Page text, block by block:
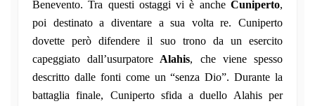
Benevento. Tra questi ostaggi vi è anche Cuniperto,
poi destinato a diventare a sua volta re. Cuniperto
dovette però difendere il suo trono da un esercito
capeggiato dall’usurpatore Alahis, che viene spesso
descritto dalle fonti come un “senza Dio”. Durante la
battaglia finale, Cuniperto sfida a duello Alahis per